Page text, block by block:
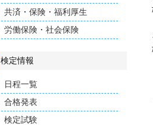
共済・保険・福利厚生
労働保険・社会保険
検定情報
日程一覧
合格発表
検定試験